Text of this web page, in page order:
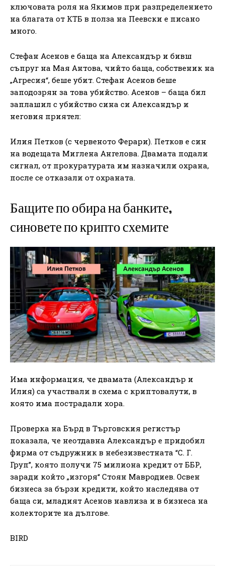
ключовата роля на Якимов при разпределението
на благата от КТБ в полза на Пеевски е писано
много.
Стефан Асенов е баща на Александър и бивш
съпруг на Мая Антова, чийто баща, собственик на
„Агресия“, беше убит. Стефан Асенов беше
заподозрян за това убийство. Асенов – баща бил
заплашил с убийство сина си Александър и
неговия приятел:
Илия Петков (с червеното Ферари). Петков е син
на водещата Миглена Ангелова. Двамата подали
сигнал, от прокуратурата им назначили охрана,
после се отказали от охраната.
Бащите по обира на банките,
синовете по крипто схемите
Има информация, че двамата (Александър и
Илия) са участвали в схема с криптовалути, в
която има пострадали хора.
Проверка на Бърд в Търговския регистър
показала, че неотдавна Александър е придобил
фирма от съдружник в небезизвестната “С. Г.
Груп”, която получи 75 милиона кредит от ББР,
заради който „изгоря“ Стоян Мавродиев. Освен
бизнеса за бързи кредити, който наследява от
баща си, младият Асенов навлиза и в бизнеса на
колекторите на дългове.
BIRD